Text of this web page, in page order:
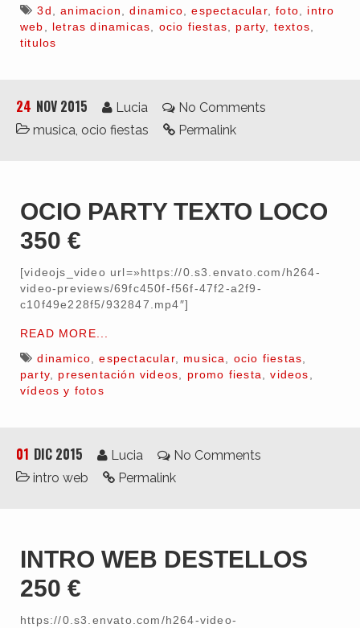
3d
,animacion ,dinamico ,espectacular,foto
intro
web
letras dinamicas ocio fiestas party textos
titulos
24 NOV 2015 Lucia
No Comments
musica ocio fiestas Permalink
OCIO PARTY TEXTO LOCO
350 €
[videojs_video url=»https://0.s3.envato.com/h264-
video-previews/69fc450f-f56f-47f2-a2f9-
c10f49e228f5/932847.mp4″]
READ MORE...
dinamico ,espectacular, musica ocio fiestas
party
presentación videos promo fiesta ,videos
vídeos y fotos
01 DIC 2015 Lucia
No Comments
intro web
Permalink
INTRO WEB DESTELLOS
250 €
https://0.s3.envato.com/h264-video-